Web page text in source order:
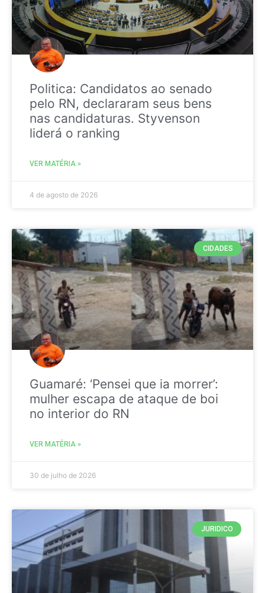
Politica: Candidatos ao senado
pelo RN, declararam seus bens
nas candidaturas. Styvenson
liderá o ranking
VER MATÉRIA »
4 de agosto de 2026
CIDADES
Guamaré: ‘Pensei que ia morrer’:
mulher escapa de ataque de boi
no interior do RN
VER MATÉRIA »
30 de julho de 2026
JURIDICO